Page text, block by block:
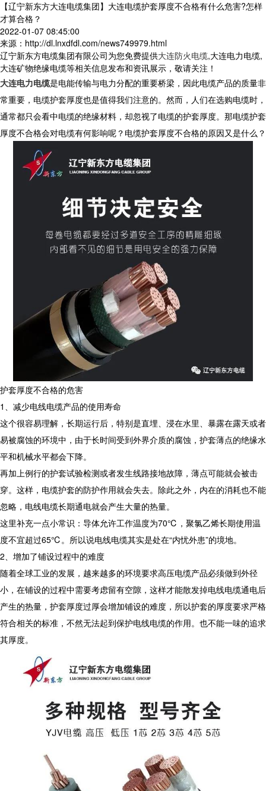
【辽宁新东方大连电缆集团】大连电缆护套厚度不合格有什么危害?怎样
才算合格？
2022-01-07 08:45:00
来源：http://dl.lnxdfdl.com/news749979.html
辽宁新东方电缆集团有限公司为您免费提供大连防火电缆,大连电力电缆,
大连矿物绝缘电缆等相关信息发布和资讯展示，敬请关注！
大连电力电缆是电能传输与电力分配的重要桥梁，因此电缆产品的质量非
常重要，电缆护套厚度也是值得我们注意的。然而，人们在选购电缆时，
通常都只会看中电缆的绝缘材料，却忽视了电缆的护套厚度。那电缆护套
厚度不合格会对电缆有何影响呢？电缆护套厚度不合格的原因又是什么？
护套厚度不合格的危害
1、减少电线电缆产品的使用寿命
这个很容易理解，长期运行后，特别是直埋、浸在水里、暴露在露天或者
易被腐蚀的环境中，由于长时间受到外界介质的腐蚀，护套薄点的绝缘水
平和机械水平都会下降。
再加上例行的护套试验检测或者发生线路接地故障，薄点可能就会被击
穿。这样，电缆护套的防护作用就会失去。除此之外，内在的消耗也不能
忽略，电线电缆长期通电就会产生大量的热量。
这里补充一点小常识：导体允许工作温度为70℃，聚氯乙烯长期使用温
度不宜超过65℃。所以说电线电缆其实是处在“内忧外患”的境地。
2、增加了铺设过程中的难度
随着全球工业的发展，越来越多的环境要求高压电缆产品必须做到外径
小，在铺设的过程中需要考虑留有空隙，这样才能散发掉电线电缆通电后
产生的热量，护套厚度过厚会增加铺设的难度，所以护套的厚度要求严格
符合相关的标准，不然无法起到保护电线电缆的作用。也不能一味的追求
其厚度。